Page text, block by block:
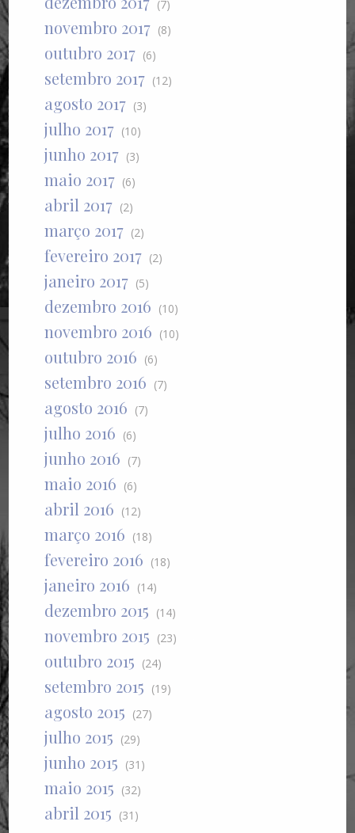
(7)
novembro 2017 (8)
outubro 2017 (6)
setembro 2017 (12)
agosto 2017 (3)
julho 2017 (10)
junho 2017 (3)
maio 2017 (6)
abril 2017 (2)
março 2017 (2)
fevereiro 2017 (2)
janeiro 2017 (5)
dezembro 2016 (10)
novembro 2016 (10)
outubro 2016 (6)
setembro 2016 (7)
agosto 2016 (7)
julho 2016 (6)
junho 2016 (7)
maio 2016 (6)
abril 2016 (12)
março 2016 (18)
fevereiro 2016 (18)
janeiro 2016 (14)
dezembro 2015 (14)
novembro 2015 (23)
outubro 2015 (24)
setembro 2015 (19)
agosto 2015 (27)
julho 2015 (29)
junho 2015 (31)
maio 2015 (32)
abril 2015 (31)